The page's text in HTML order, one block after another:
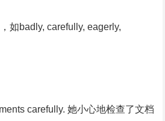
如badly, carefully, eagerly,
carefully. 她小心地检查了文档